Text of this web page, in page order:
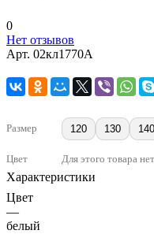
0
Нет отзывов
Арт. 02кл1770А
Размер 120 130 140
Цвет Для этого товара
Характеристики
Цвет
—
белый